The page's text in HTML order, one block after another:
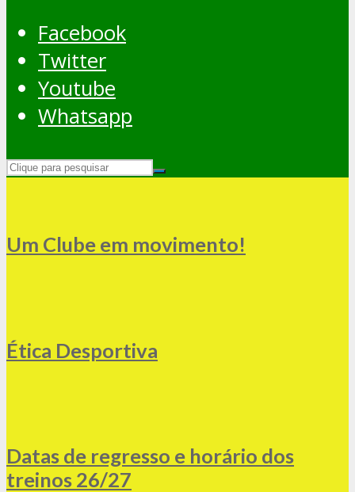
Facebook
Twitter
Youtube
Whatsapp
Um Clube em movimento!
Ética Desportiva
Datas de regresso e horário dos
treinos 26/27